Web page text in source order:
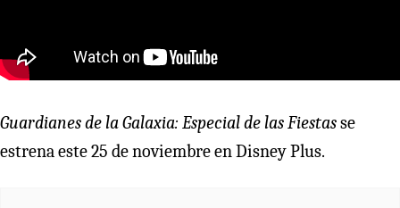
Guardianes de la Galaxia: Especial de las Fiestasse
estrena este 25 de noviembre en Disney Plus.